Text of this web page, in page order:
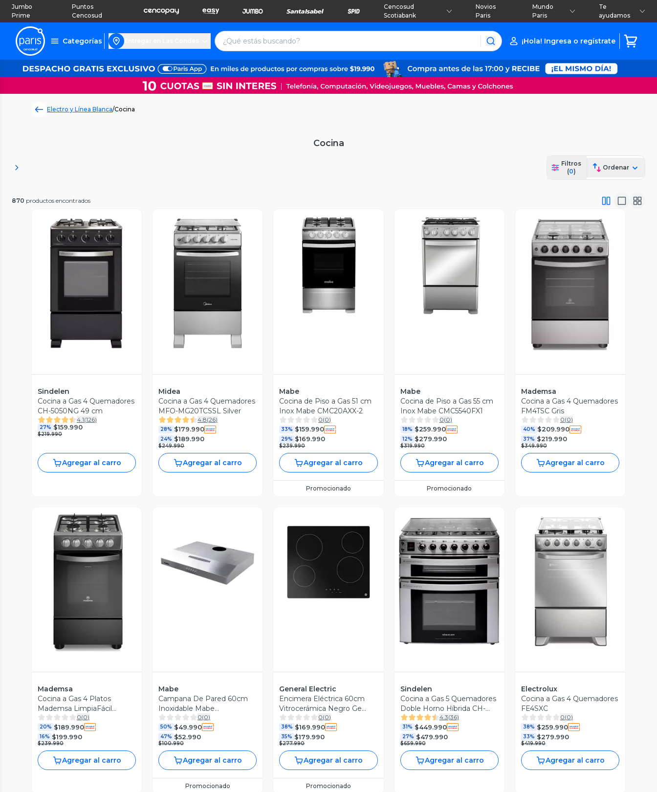
Jumbo
Prime
Puntos
Cencosud
Cencosud
Scotiabank
Novios
Paris
Mundo
Paris
Te
ayudamos
Categorías ¡Hola! Ingresa o regístrate
Electro y Línea Blanca/Cocina
Cocina
Filtros
(0)
Ordenar
870 productos encontrados
Sindelen
Cocina a Gas 4 Quemadores
CH-5050NG 49 cm
4.1(126)
27% $159.990
$219.990
Agregar al carro
Midea
Cocina a Gas 4 Quemadores
MFO-MG20TCSSL Silver
4.8(26)
28% $179.990
24% $189.990
$249.990
Agregar al carro
Vista Previa
Mabe
Cocina de Piso a Gas 51 cm
Inox Mabe CMC20AXX-2
0(0)
33% $159.990
29% $169.990
$239.990
Agregar al carro
Promocionado
Mabe
Cocina de Piso a Gas 55 cm
Inox Mabe CMC5540FX1
0(0)
18% $259.990
12% $279.990
$319.990
Agregar al carro
Promocionado
Mademsa
Cocina a Gas 4 Quemadores
FM4TSC Gris
0(0)
40% $209.990
37% $219.990
$349.990
Agregar al carro
Mademsa
Cocina a Gas 4 Platos
Mademsa LimpiaFácil
FM4IP Negra
0(0)
20% $189.990
16% $199.990
$239.990
Agregar al carro
Vista Previa
Mabe
Campana De Pared 60cm
Inoxidable Mabe
Cm6045xv00(0)
50% $49.990
47% $52.990
$100.990
Agregar al carro
Promocionado
Vista Previa
General Electric
Encimera Eléctrica 60cm
Vitrocerámica Negro Ge
Pg6040evn0
0(0)
38% $169.990
35% $179.990
$277.990
Agregar al carro
Promocionado
Vista Previa
Sindelen
Cocina a Gas 5 Quemadores
Doble Horno Híbrida CH-
770DHIN
4.3(36)
31% $449.990
27% $479.990
$659.990
Agregar al carro
Electrolux
Cocina a Gas 4 Quemadores
FE4SXC
0(0)
38% $259.990
33% $279.990
$419.990
Agregar al carro